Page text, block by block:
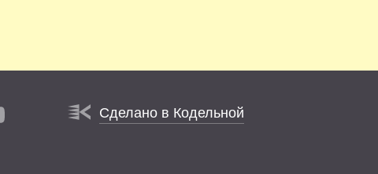
Сделано в Кодельной